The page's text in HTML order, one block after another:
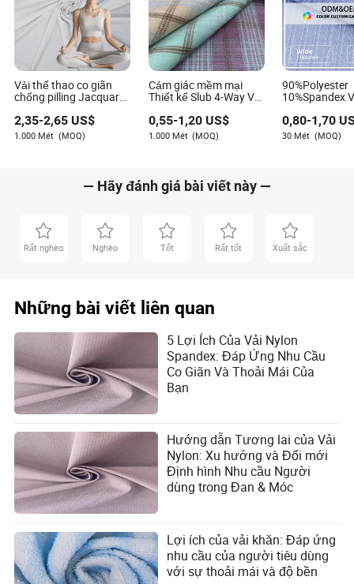
Vải thể thao co giãn
chống pilling Jacquard
Spandex tùy chỉnh OEM
cho trang phục yoga
2,35-2,65 US$
1.000 Mét (MOQ)
Cảm giác mềm mại
Thiết kế Slub 4-Way Vải
Rayon Polyester cho bộ
vest và váy
0,55-1,20US$
1.000 Mét (MOQ)
90%Polyester
10%Spandex
Interlock Knit
0,80-1,70
30 Mét (MOQ)
— Hãy đánh giá bài viết này —
Rất nghèo Nghèo Tốt Rất tốt Xuất sắc
Những bài viết liên quan
5 Lợi Ích Của Vải Nylon
Spandex: Đáp Ứng Nhu Cầu
Co Giãn Và Thoải Mái Của
Bạn
Hướng dẫn Tương lai của Vải
Nylon: Xu hướng và Đổi mới
Định hình Nhu cầu Người
dùng trong Đan & Móc
Lợi ích của vải khăn: Đáp ứng
nhu cầu của người tiêu dùng
với sự thoải mái và độ bền